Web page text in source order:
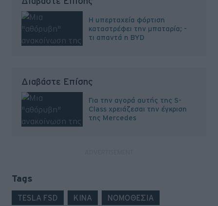
Η υπερταχεία φόρτιση
καταστρέφει την μπαταρία; -
τι απαντά η BYD
Διαβάστε Επίσης
Για την αγορά αυτής της S-
Class χρειάζεσαι την έγκριση
της Mercedes
Tags
TESLA FSD ΚΙΝΑ ΝΟΜΟΘΕΣΙΑ